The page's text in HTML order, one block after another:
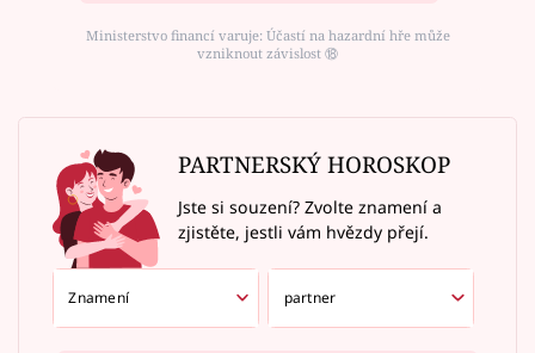
Ministerstvo financí varuje: Účastí na hazardní hře může
vzniknout závislost ⑱
PARTNERSKÝ HOROSKOP
Jste si souzení? Zvolte znamení a
zjistěte, jestli vám hvězdy přejí.